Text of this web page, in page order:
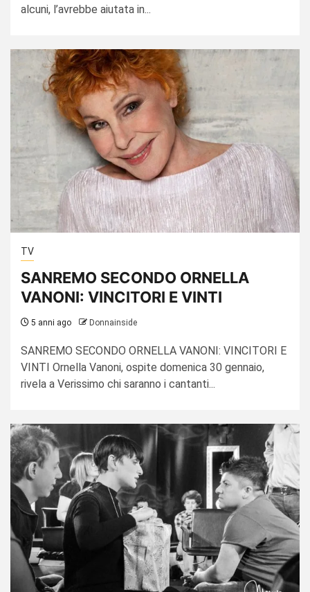
alcuni, l’avrebbe aiutata in...
TV
SANREMO SECONDO ORNELLA
VANONI: VINCITORI E VINTI
5 anni ago Donnainside
SANREMO SECONDO ORNELLA VANONI: VINCITORI E
VINTI Ornella Vanoni, ospite domenica 30 gennaio,
rivela a Verissimo chi saranno i cantanti...